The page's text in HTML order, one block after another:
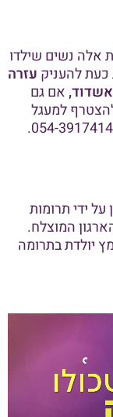
אלה נשים שילדו
כעת להעניק עזרה
אם גם
למעגל
על ידי תרומות
המוצלח.
יולדת בתרומה